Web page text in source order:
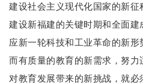
建设社会主义现代化国家的新征
建设新福建的关键时期和全面
应新一轮科技和工业革命的新
而有质量的教育的新需求，努
对教育发展带来的新挑战，就